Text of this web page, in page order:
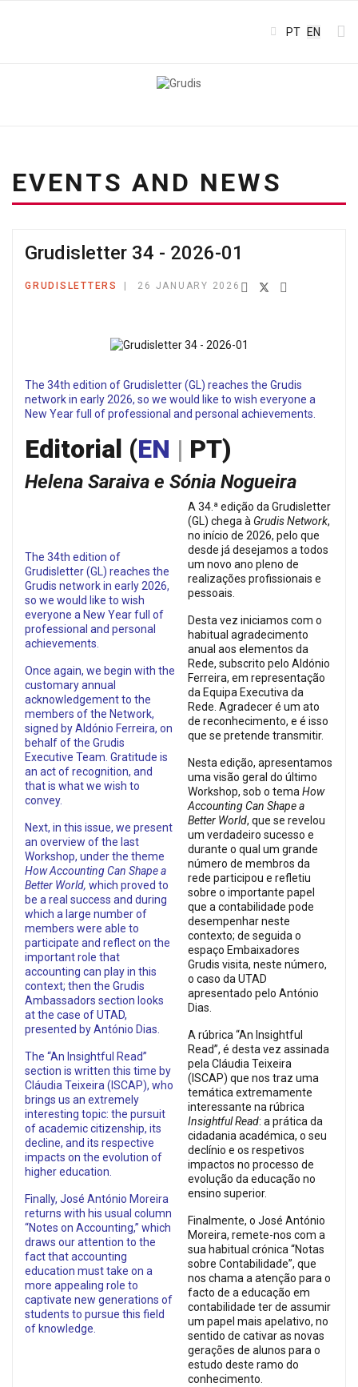
Select your
PT EN
EVENTS AND NEWS
Grudisletter 34 - 2026-01
GRUDISLETTERS 26 JANUARY 2026
The 34th edition of Grudisletter (GL) reaches the Grudis
network in early 2026, so we would like to wish everyone a
New Year full of professional and personal achievements.
Editorial (EN | PT)
Helena Saraiva e Sónia Nogueira
The 34th edition of
Grudisletter (GL) reaches the
Grudis network in early 2026,
so we would like to wish
everyone a New Year full of
professional and personal
achievements.
Once again, we begin with the
customary annual
acknowledgement to the
members of the Network,
signed by Aldónio Ferreira, on
behalf of the Grudis
Executive Team. Gratitude is
an act of recognition, and
that is what we wish to
convey.
Next, in this issue, we present
an overview of the last
Workshop, under the theme
How Accounting Can Shape a
Better World, which proved to
be a real success and during
which a large number of
members were able to
participate and reflect on the
important role that
accounting can play in this
context; then the Grudis
Ambassadors section looks
at the case of UTAD,
presented by António Dias.
The “An Insightful Read”
section is written this time by
Cláudia Teixeira (ISCAP), who
brings us an extremely
interesting topic: the pursuit
of academic citizenship, its
decline, and its respective
impacts on the evolution of
higher education.
Finally, José António Moreira
returns with his usual column
“Notes on Accounting,” which
draws our attention to the
fact that accounting
education must take on a
more appealing role to
captivate new generations of
students to pursue this field
of knowledge.
A 34.ª edição da Grudisletter
(GL) chega à Grudis Network,
no início de 2026, pelo que
desde já desejamos a todos
um novo ano pleno de
realizações profissionais e
pessoais.
Desta vez iniciamos com o
habitual agradecimento
anual aos elementos da
Rede, subscrito pelo Aldónio
Ferreira, em representação
da Equipa Executiva da
Rede. Agradecer é um ato
de reconhecimento, e é isso
que se pretende transmitir.
Nesta edição, apresentamos
uma visão geral do último
Workshop, sob o temaHow
Accounting Can Shape a
Better World, que se revelou
um verdadeiro sucesso e
durante o qual um grande
número de membros da
rede participou e refletiu
sobre o importante papel
que a contabilidade pode
desempenhar neste
contexto; de seguida o
espaço Embaixadores
Grudis visita, neste número,
o caso da UTAD
apresentado pelo António
Dias.
A rúbrica “An Insightful
Read”, é desta vez assinada
pela Cláudia Teixeira
(ISCAP) que nos traz uma
temática extremamente
interessante na rúbrica
Insightful Read: a prática da
cidadania académica, o seu
declínio e os respetivos
impactos no processo de
evolução da educação no
ensino superior.
Finalmente, o José António
Moreira, remete-nos com a
sua habitual crónica “Notas
sobre Contabilidade”, que
nos chama a atenção para o
facto de a educação em
contabilidade ter de assumir
um papel mais apelativo, no
sentido de cativar as novas
gerações de alunos para o
estudo deste ramo do
conhecimento.